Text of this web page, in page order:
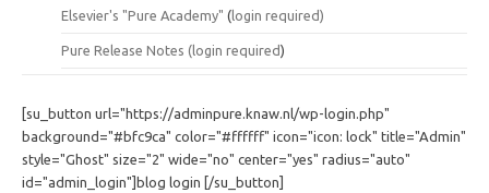
Elsevier's "Pure Academy" (login required)
Pure Release Notes (login required)
[su_button url="https://adminpure.knaw.nl/wp-login.php"
background="#bfc9ca" color="#ffffff" icon="icon: lock" title="Admin"
style="Ghost" size="2" wide="no" center="yes" radius="auto"
id="admin_login"]blog login [/su_button]